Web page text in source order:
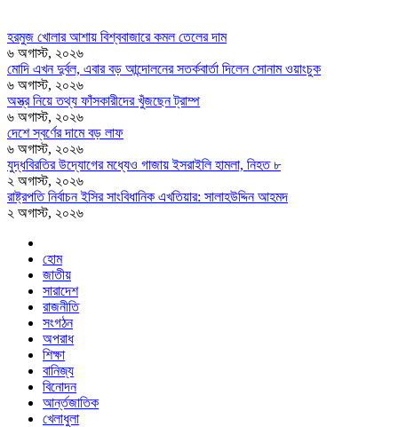
হরমুজ খোলার আশায় বিশ্ববাজারে কমল তেলের দাম
৬ অগাস্ট, ২০২৬
মোদি এখন দুর্বল, এবার বড় আন্দোলনের সতর্কবার্তা দিলেন সোনাম ওয়াংচুক
৬ অগাস্ট, ২০২৬
অস্ত্র নিয়ে তথ্য ফাঁসকারীদের খুঁজছেন ট্রাম্প
৬ অগাস্ট, ২০২৬
দেশে স্বর্ণের দামে বড় লাফ
৬ অগাস্ট, ২০২৬
যুদ্ধবিরতির উদ্যোগের মধ্যেও গাজায় ইসরাইলি হামলা, নিহত ৮
২ অগাস্ট, ২০২৬
রাষ্ট্রপতি নির্বাচন ইসির সাংবিধানিক এখতিয়ার: সালাহউদ্দিন আহমদ
২ অগাস্ট, ২০২৬
হোম
জাতীয়
সারাদেশ
রাজনীতি
সংগঠন
অপরাধ
শিক্ষা
বানিজ্য
বিনোদন
আর্ন্তজাতিক
খেলাধুলা